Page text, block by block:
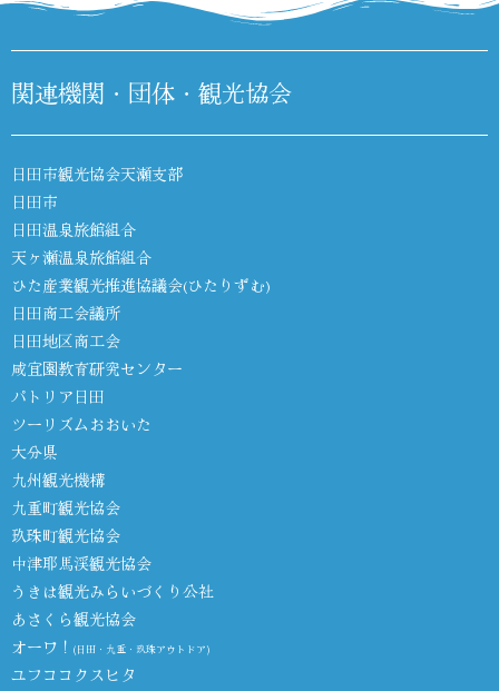
関連機関・団体・観光協会
日田市観光協会天瀬支部
日田市
日田温泉旅館組合
天ヶ瀬温泉旅館組合
ひた産業観光推進協議会(ひたりずむ)
日田商工会議所
日田地区商工会
咸宜園教育研究センター
パトリア日田
ツーリズムおおいた
大分県
九州観光機構
九重町観光協会
玖珠町観光協会
中津耶馬渓観光協会
うきは観光みらいづくり公社
あさくら観光協会
オーワ！ (日田・九重・玖珠アウトドア)
ユフココクスヒタ